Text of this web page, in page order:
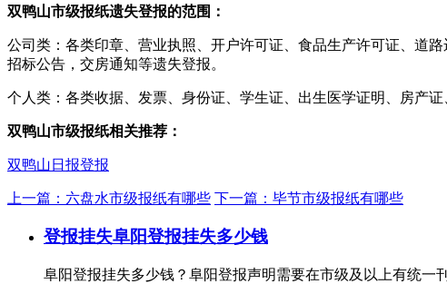
双鸭山市级报纸遗失登报的范围：
公司类：各类印章、营业执照、开户许可证、食品生产许可证、道
招标公告，交房通知等遗失登报。
个人类：各类收据、发票、身份证、学生证、出生医学证明、房产
双鸭山市级报纸相关推荐：
双鸭山日报登报
上一篇：六盘水市级报纸有哪些 下一篇：毕节市级报纸有哪些
登报挂失阜阳登报挂失多少钱
阜阳登报挂失多少钱？阜阳登报声明需要在市级及以上有统一